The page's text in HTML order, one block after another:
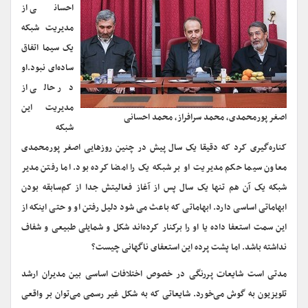
اصغر پورمحمدی، محمد سرافراز، محمد احسانی
احسانی از
مدیریت شبکه
یک سیما اتفاق
ساده‌ای نبود.او
در حالی از
مدیریت این
شبکه
کناره‌گیری کرد که دقیقا یک سال پیش در چنین روزهایی اصغر پورمحمدی
معاون سیما حکم مدیریت او بر شبکه یک را امضا کرده بود. اما رفتن مدیر
شبکه یک آن هم تنها یک سال پس از آغاز فعالیتش جدا از کم‌سابقه بودن
ابهاماتی اساسی دارد. ابهاماتی که باعث می شود دلیل رفتن او و حتی اینکه از
این سمت استعفا داده یا او را برکنار کرده‌اند شکل و شمایلی طبیعی و شفاف
نداشته باشد. اما پشت پرده این استعفای ناگهانی چیست؟
مدتی است شایعات پررنگی در خصوص اختلافات اساسی بین مدیران ارشد
تلویزیون به گوش می‌خورد. شایعاتی که به شکل غیر رسمی می‌توان بر واقعی